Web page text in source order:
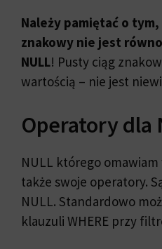
Należy pamiętać o
znakowy nie jest
NULL! Pusty ciąg
wartością – nie jest
Operatory dla
NULL którego
także swoje operatory.
NULL. Standardowo
klauzuli WHERE przy